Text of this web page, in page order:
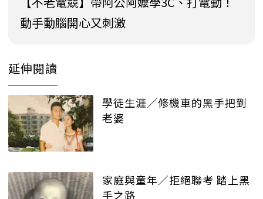
動手動腦開心又刺激
延伸閱讀
學徒生涯／修機車的黑手把到
老婆
家庭與童年／拒絕聯考 踏上黑
手之路